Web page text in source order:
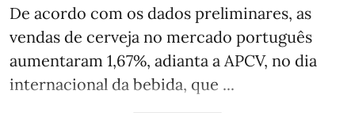
De acordo com os dados preliminares, as
vendas de cerveja no mercado português
aumentaram 1,67%, adianta a APCV, no dia
internacional da bebida, que ...